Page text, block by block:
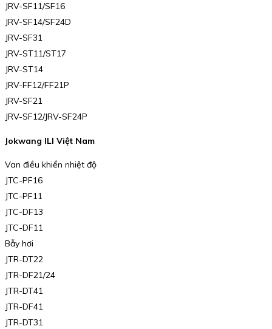
JRV-SF11/SF16
JRV-SF14/SF24D
JRV-SF31
JRV-ST11/ST17
JRV-ST14
JRV-FF12/FF21P
JRV-SF21
JRV-SF12/JRV-SF24P
Jokwang ILI Việt Nam
Van điều khiển nhiệt độ
JTC-PF16
JTC-PF11
JTC-DF13
JTC-DF11
Bẫy hơi
JTR-DT22
JTR-DF21/24
JTR-DT41
JTR-DF41
JTR-DT31